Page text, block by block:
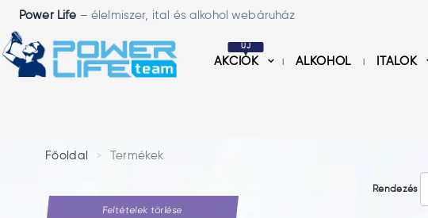
Power Life – élelmiszer, ital és alkohol webáruház
ÚJ
AKCIÓK ALKOHOL ITALOK
Főoldal Termékek
Feltételek törlése
Rendezés